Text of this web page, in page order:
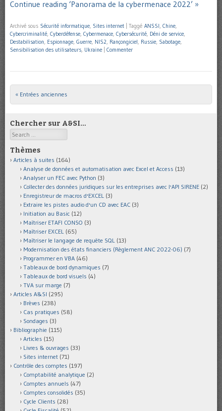
Continue reading ‘Panorama de la cybermenace 2022’ »
Archivé sous Sécurité informatique, Sites internet Taggé ANSSI, Chine,
Cybercriminalité, Cyberdéfense, Cybermenace, Cybersécurité, Déni de service,
Destabilisation, Espionnage, Guerre, NIS2, Rançongiciel, Russie, Sabotage,
Sensibilisation des utilisateurs, Ukraine Commenter
Post navigation
« Entrées anciennes
Chercher sur A&SI…
Search
Thèmes
Articles à suites (164)
Analyse de données et automatisation avec Excel et Access (13)
Analyser un FEC avec Python (3)
Collecter des données juridiques sur les entreprises avec l'API SIRENE (2)
Enregistreur de macros d'EXCEL (3)
Extraire les pistes audio d'un CD avec EAC (3)
Initiation au Basic (12)
Maîtriser ETAFI CONSO (3)
Maîtriser EXCEL (65)
Maîtriser le langage de requête SQL (13)
Modernisation des états financiers (Règlement ANC 2022-06) (7)
Programmer en VBA (46)
Tableaux de bord dynamiques (7)
Tableaux de bord visuels (4)
TVA sur marge (7)
Articles A&SI (295)
Brèves (238)
Cas pratiques (58)
Sondages (3)
Bibliographie (115)
Articles (15)
Livres & ouvrages (33)
Sites internet (71)
Contrôle des comptes (197)
Comptabilité analytique (2)
Comptes annuels (47)
Comptes consolidés (35)
Cycle Clients (28)